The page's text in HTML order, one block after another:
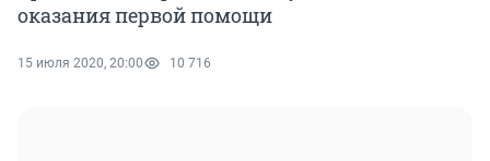
оказания первой помощи
15 июля 2020, 20:00 10 716